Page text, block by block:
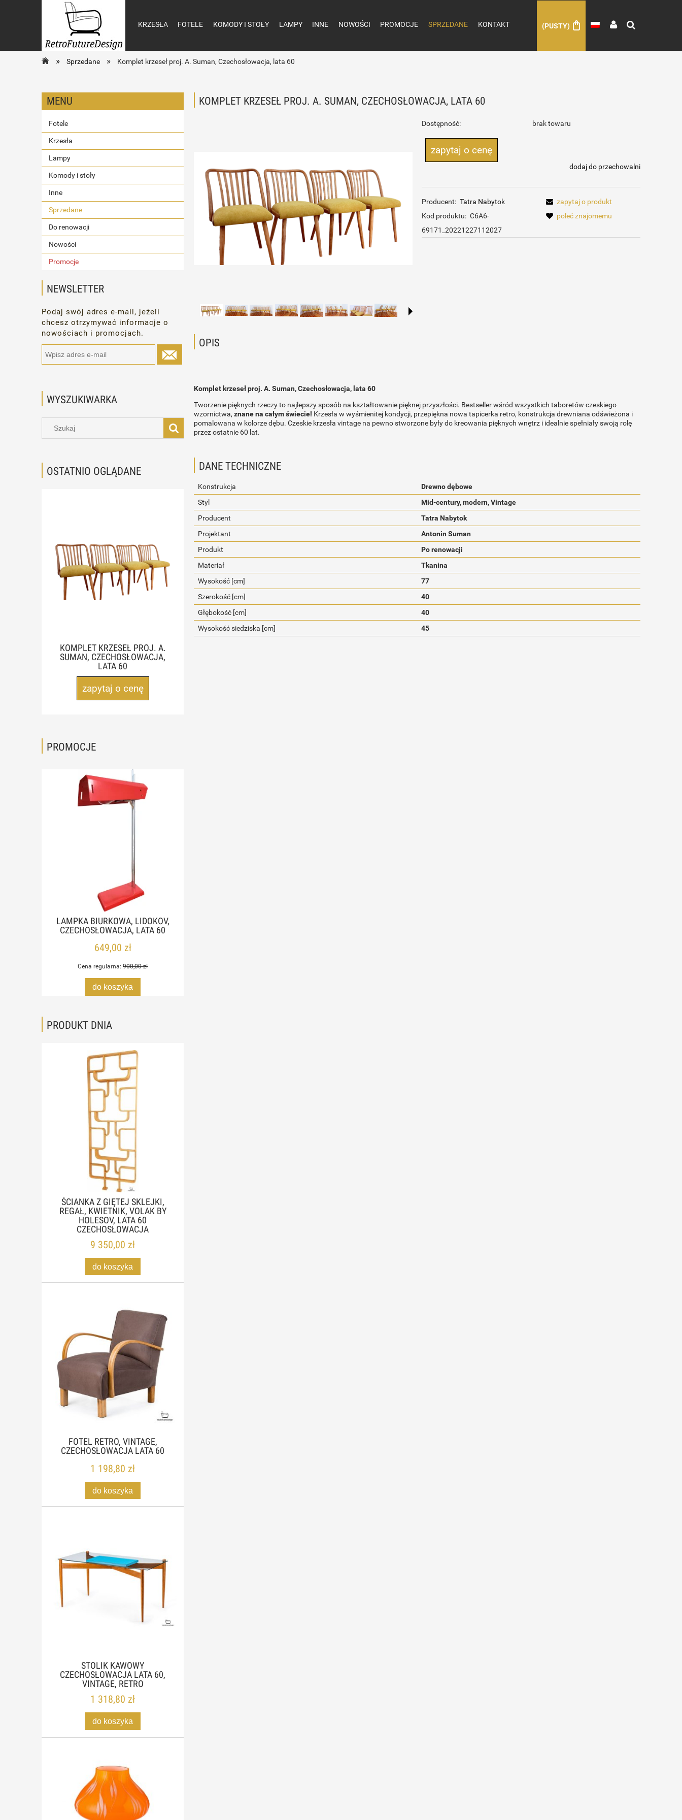
(PUSTY)
KRZESŁA FOTELE KOMODY I STOŁY LAMPY INNE NOWOŚCI PROMOCJE SPRZEDANE KONTAKT
» Sprzedane » Komplet krzeseł proj. A. Suman, Czechosłowacja, lata 60
MENU
Fotele
Krzesła
Lampy
Komody i stoły
Inne
Sprzedane
Do renowacji
Nowości
Promocje
NEWSLETTER
Podaj swój adres e-mail, jeżeli
chcesz otrzymywać informacje o
nowościach i promocjach.
WYSZUKIWARKA
OSTATNIO OGLĄDANE
KOMPLET KRZESEŁ PROJ. A.
SUMAN, CZECHOSŁOWACJA,
LATA 60
zapytaj o cenę
PROMOCJE
LAMPKA BIURKOWA, LIDOKOV,
CZECHOSŁOWACJA, LATA 60
649,00 zł
Cena regularna: 900,00 zł
do koszyka
PRODUKT DNIA
ŚCIANKA Z GIĘTEJ SKLEJKI,
REGAŁ, KWIETNIK, VOLAK BY
HOLESOV, LATA 60
CZECHOSŁOWACJA
9 350,00 zł
do koszyka
FOTEL RETRO, VINTAGE,
CZECHOSŁOWACJA LATA 60
1 198,80 zł
do koszyka
STOLIK KAWOWY
CZECHOSŁOWACJA LATA 60,
VINTAGE, RETRO
1 318,80 zł
do koszyka
KOMPLET KRZESEŁ PROJ. A. SUMAN, CZECHOSŁOWACJA, LATA 60
Dostępność: brak towaru
zapytaj o cenę
dodaj do przechowalni
Producent: Tatra Nabytok
Kod produktu: C6A6-
69171_20221227112027
zapytaj o produkt
poleć znajomemu
OPIS
Komplet krzeseł proj. A. Suman, Czechosłowacja, lata 60
Tworzenie pięknych rzeczy to najlepszy sposób na kształtowanie pięknej przyszłości. Bestseller wśród wszystkich taboretów czeskiego
wzornictwa, znane na całym świecie! Krzesła w wyśmienitej kondycji, przepiękna nowa tapicerka retro, konstrukcja drewniana odświeżona i
pomalowana w kolorze dębu. Czeskie krzesła vintage na pewno stworzone były do kreowania pięknych wnętrz i idealnie spełniały swoją rolę
przez ostatnie 60 lat.
DANE TECHNICZNE
Konstrukcja
Drewno dębowe
Styl
Mid-century, modern, Vintage
Producent
Tatra Nabytok
Projektant
Antonin Suman
Produkt
Po renowacji
Materiał
Tkanina
Wysokość [cm]
77
Szerokość [cm]
40
Głębokość [cm]
40
Wysokość siedziska [cm]
45